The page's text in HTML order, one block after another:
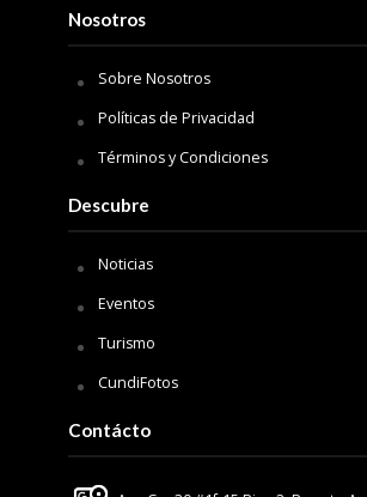
Nosotros
Sobre Nosotros
Políticas de Privacidad
Términos y Condiciones
Descubre
Noticias
Eventos
Turismo
CundiFotos
Contácto